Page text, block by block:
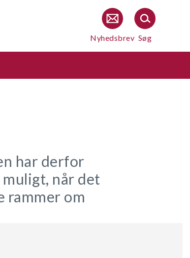
Nyhedsbrev Søg
har derfor
når det
rammer om